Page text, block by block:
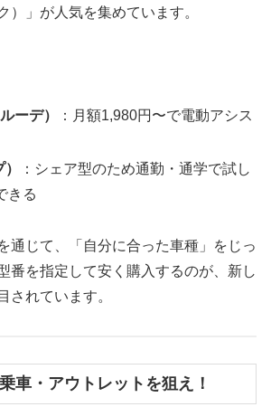
）」が人気を集めています。
ーデ）
：月額1,980円〜で電動アシス
：シェア型のため通勤・通学で試し
きる
通じて、「自分に合った車種」をじっ
番を指定して安く購入するのが、新し
されています。
車・アウトレットを狙え！